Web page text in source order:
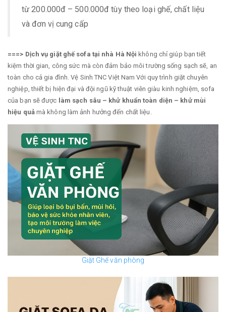
từ 200.000đ – 500.000đ tùy theo loại ghế, chất liệu
và đơn vị cung cấp
===> Dịch vụ giặt ghế sofa tại nhà Hà Nội không chỉ giúp bạn tiết
kiệm thời gian, công sức mà còn đảm bảo môi trường sống sạch sẽ, an
toàn cho cả gia đình. Vệ Sinh TNC Việt Nam Với quy trình giặt chuyên
nghiệp, thiết bị hiện đại và đội ngũ kỹ thuật viên giàu kinh nghiệm, sofa
của bạn sẽ được làm sạch sâu – khử khuẩn toàn diện – khử mùi
hiệu quảmà không làm ảnh hưởng đến chất liệu.
Giặt Ghế văn phòng